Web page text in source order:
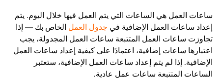
ساعات العمل هي الساعات التي يتم العمل فيها خلال اليوم. يتم
إعداد ساعات العمل الإضافية في جدول العمل الخاص بك — إذا
تجاوزت ساعات العمل المتتبعة ساعات العمل المجدولة، يجب
اعتبارها ساعات إضافية، اعتمادًا على كيفية إعداد ساعات العمل
الإضافية. إذا لم يتم إعداد ساعات العمل الإضافية، ستعتبر
الساعات المتتبعة ساعات عمل عادية.